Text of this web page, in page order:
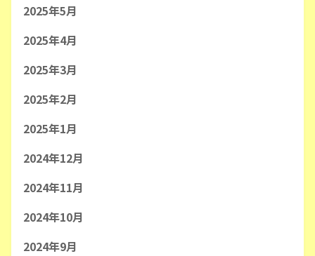
2025年5月
2025年4月
2025年3月
2025年2月
2025年1月
2024年12月
2024年11月
2024年10月
2024年9月